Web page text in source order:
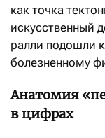
как точка
искусственный
ралли подошли
болезненному
Анатомия
в цифрах